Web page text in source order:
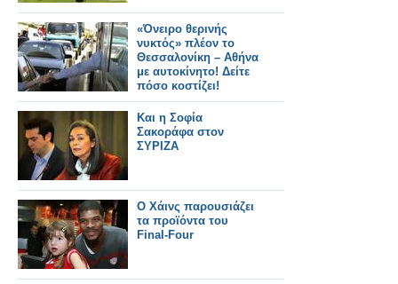
«Όνειρο θερινής
νυκτός» πλέον το
Θεσσαλονίκη – Αθήνα
με αυτοκίνητο! Δείτε
πόσο κοστίζει!
Και η Σοφία
Σακοράφα στον
ΣΥΡΙΖΑ
Ο Χάινς παρουσιάζει
τα προϊόντα του
Final-Four